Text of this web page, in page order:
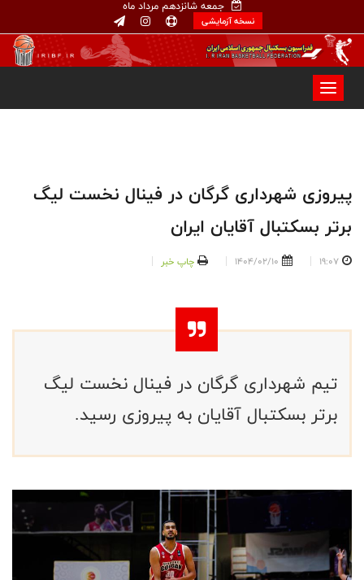
جمعه شانزدهم مرداد ماه
نسخه آزمایشی
پیروزی شهرداری گرگان در فینال نخست لیگ
برتر بسکتبال آقایان ایران
19:07
1404/02/10 چاپ خبر
تیم شهرداری گرگان در فینال نخست لیگ
برتر بسکتبال آقایان به پیروزی رسید.